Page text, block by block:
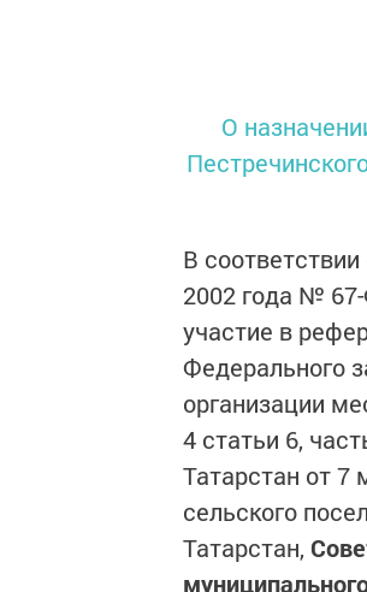
О
В соответствии
2002 года №
участие в
Федерального
организации
4 статьи 6,
Татарстан от 7
сельского
Татарстан,